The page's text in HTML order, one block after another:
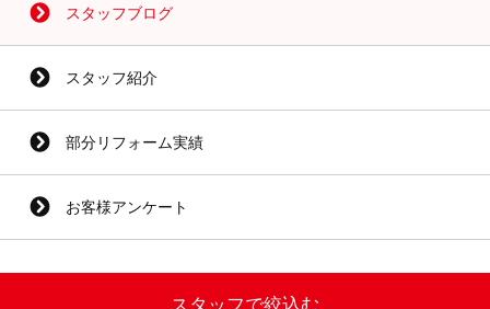
スタッフブログ
スタッフ紹介
部分リフォーム実績
お客様アンケート
スタッフで絞込む